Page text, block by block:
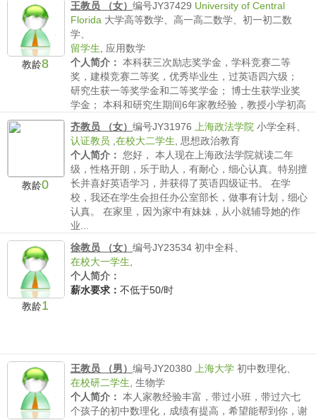
教龄8
王教员 （女） 编号JY37429 University of Central
Florida 大学高等数学、高一高二数学、初一初二数
学、
留学生
应用数学
个人简介： 本科获三次励志奖学金，学科竞赛二等
奖，建模竞赛二等奖，优秀毕业生，过英语四六级；
研究生获一等奖学金和二等奖学金； 博士生获学业奖
学金； 本科和研究生期间6年家教经验，教授小学初高
中以及出国数学家教；博士生期间两年授课和答疑经
验，纯英文教学...
薪水要求：不低于80/时
教龄0
齐教员 （女） 编号JY31976 上海政法学院 小学全科、
认证教员 在校大二学生
思想政治教育
个人简介： 您好， 本人现在上海政法学院就读二年
级，性格开朗，乐于助人，有耐心，细心认真。特别擅
长并喜好英语学习，并获得了英语四级证书。 在学
校，我还在学生会担任办公室部长，做事有计划，细心
认真。 在家里，因为家中有妹妹，从小就辅导她的作
业...
教龄1
徐教员 （女） 编号JY23534 初中全科、
在校大一学生
个人简介：
薪水要求： 不低于50/时
王教员 （男） 编号JY20380 上海大学 初中数理化、
在校研二学生 生物学
个人简介： 本人家教经验丰富，带过小班，带过六七
个孩子的初中数理化，成绩有提高，希望能帮到你，谢